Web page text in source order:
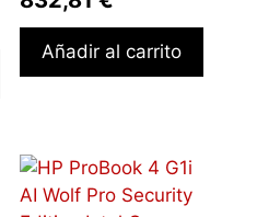
Añadir al carrito